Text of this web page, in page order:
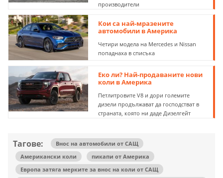
производители
Кои са най-мразените
автомобили в Америка
Четири модела на Mercedes и Nissan
попаднаха в списъка
Еко ли? Най-продаваните нови
коли в Америка
Петлитровите V8 и дори големите
дизели продължават да господстват в
страната, която ни даде Дизелгейт
Тагове:
Внос на автомобили от САЩ
Американски коли
пикапи от Америка
Европа затяга мерките за внос на коли от САЩ